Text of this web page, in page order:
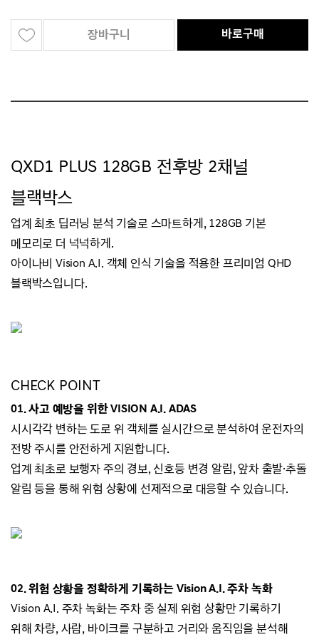
장바구니 바로구매
QXD1 PLUS 128GB 전후방 2채널
블랙박스
업계 최초 딥러닝 분석 기술로 스마트하게, 128GB 기본
메모리로 더 넉넉하게.
아이나비 Vision A.I. 객체 인식 기술을 적용한 프리미엄 QHD
블랙박스입니다.
CHECK POINT
01. 사고 예방을 위한 VISION A.I. ADAS
시시각각 변하는 도로 위 객체를 실시간으로분석하여 운전자의
전방 주시를 안전하게 지원합니다.
업계 최초로 보행자 주의 경보, 신호등 변경 알림, 앞차 출발·추돌
알림 등을 통해 위험 상황에 선제적으로 대응할 수 있습니다.
02.위험 상황을 정확하게 기록하는 Vision A.I.주차 녹화
Vision A.I. 주차 녹화는 주차 중 실제 위험 상황만 기록하기
위해차량, 사람, 바이크를 구분하고 거리와 움직임을 분석해